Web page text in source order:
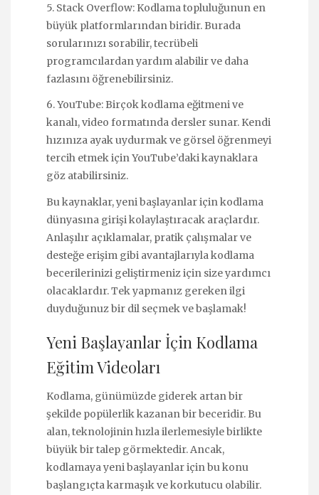
5. Stack Overflow: Kodlama topluluğunun en
büyük platformlarından biridir. Burada
sorularınızı sorabilir, tecrübeli
programcılardan yardım alabilir ve daha
fazlasını öğrenebilirsiniz.
6. YouTube: Birçok kodlama eğitmeni ve
kanalı, video formatında dersler sunar. Kendi
hızınıza ayak uydurmak ve görsel öğrenmeyi
tercih etmek için YouTube’daki kaynaklara
göz atabilirsiniz.
Bu kaynaklar, yeni başlayanlar için kodlama
dünyasına girişi kolaylaştıracak araçlardır.
Anlaşılır açıklamalar, pratik çalışmalar ve
desteğe erişim gibi avantajlarıyla kodlama
becerilerinizi geliştirmeniz için size yardımcı
olacaklardır. Tek yapmanız gereken ilgi
duyduğunuz bir dil seçmek ve başlamak!
Yeni Başlayanlar İçin Kodlama
Eğitim Videoları
Kodlama, günümüzde giderek artan bir
şekilde popülerlik kazanan bir beceridir. Bu
alan, teknolojinin hızla ilerlemesiyle birlikte
büyük bir talep görmektedir. Ancak,
kodlamaya yeni başlayanlar için bu konu
başlangıçta karmaşık ve korkutucu olabilir.